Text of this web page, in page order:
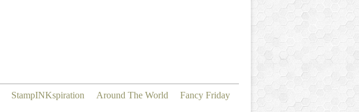
StampINKspiration Around The World Fancy Friday